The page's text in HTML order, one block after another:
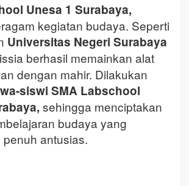
Unesa 1 Surabaya,
kegiatan budaya. Seperti
Universitas Negeri Surabaya
berhasil memainkan alat
dengan mahir. Dilakukan
siswi SMA Labschool
sehingga menciptakan
budaya yang
penuh antusias.